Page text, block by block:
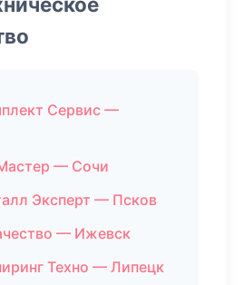
Сервис —
— Сочи
Эксперт — Псков
— Ижевск
Техно — Липецк